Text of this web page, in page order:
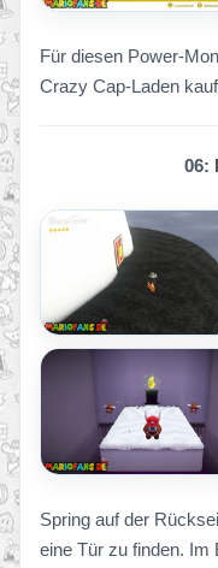
Für diesen Power-
Crazy Cap-Laden
06:
Spring auf der
eine Tür zu finden.